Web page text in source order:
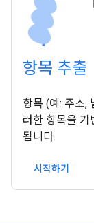
항목 추출
항목 (예: 주소,
러한 항목을 기
됩니다.
시작하기